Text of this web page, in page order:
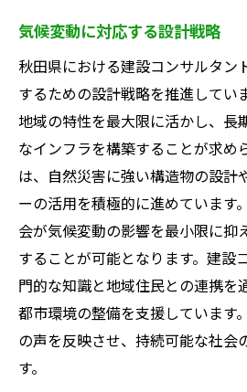
気候変動に対応する設計戦略
秋田県における建設コンサルタン
するための設計戦略を推進してい
地域の特性を最大限に活かし、長
なインフラを構築することが求め
は、自然災害に強い構造物の設計
ーの活用を積極的に進めています
会が気候変動の影響を最小限に抑
することが可能となります。建設
門的な知識と地域住民との連携を
都市環境の整備を支援しています
の声を反映させ、持続可能な社会
す。